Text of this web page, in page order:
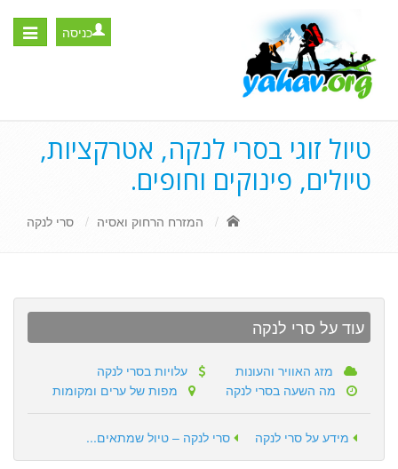
Toggle
כניסה
טיול זוגי בסרי לנקה, אטרקציות,
טיולים, פינוקים וחופים.
המזרח הרחוק ואסיה סרי לנקה
עוד על סרי לנקה
מזג האוויר והעונות
עלויות בסרי לנקה
מה השעה בסרי לנקה
מפות של ערים ומקומות
מידע על סרי לנקה סרי לנקה – טיול שמתאים...